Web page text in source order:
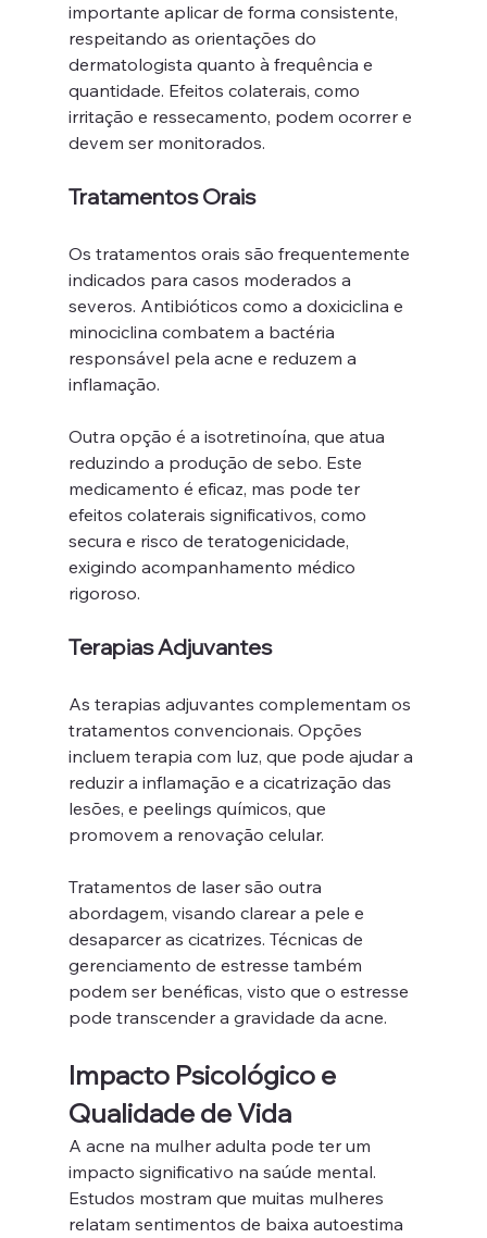
importante aplicar de forma consistente,
respeitando as orientações do
dermatologista quanto à frequência e
quantidade. Efeitos colaterais, como
irritação e ressecamento, podem ocorrer e
devem ser monitorados.
Tratamentos Orais
Os tratamentos orais são frequentemente
indicados para casos moderados a
severos. Antibióticos como a doxiciclina e
minociclina combatem a bactéria
responsável pela acne e reduzem a
inflamação.
Outra opção é a isotretinoína, que atua
reduzindo a produção de sebo. Este
medicamento é eficaz, mas pode ter
efeitos colaterais significativos, como
secura e risco de teratogenicidade,
exigindo acompanhamento médico
rigoroso.
Terapias Adjuvantes
As terapias adjuvantes complementam os
tratamentos convencionais. Opções
incluem terapia com luz, que pode ajudar a
reduzir a inflamação e a cicatrização das
lesões, e peelings químicos, que
promovem a renovação celular.
Tratamentos de laser são outra
abordagem, visando clarear a pele e
desaparcer as cicatrizes. Técnicas de
gerenciamento de estresse também
podem ser benéficas, visto que o estresse
pode transcender a gravidade da acne.
Impacto Psicológico e
Qualidade de Vida
A acne na mulher adulta pode ter um
impacto significativo na saúde mental.
Estudos mostram que muitas mulheres
relatam sentimentos de baixa autoestima